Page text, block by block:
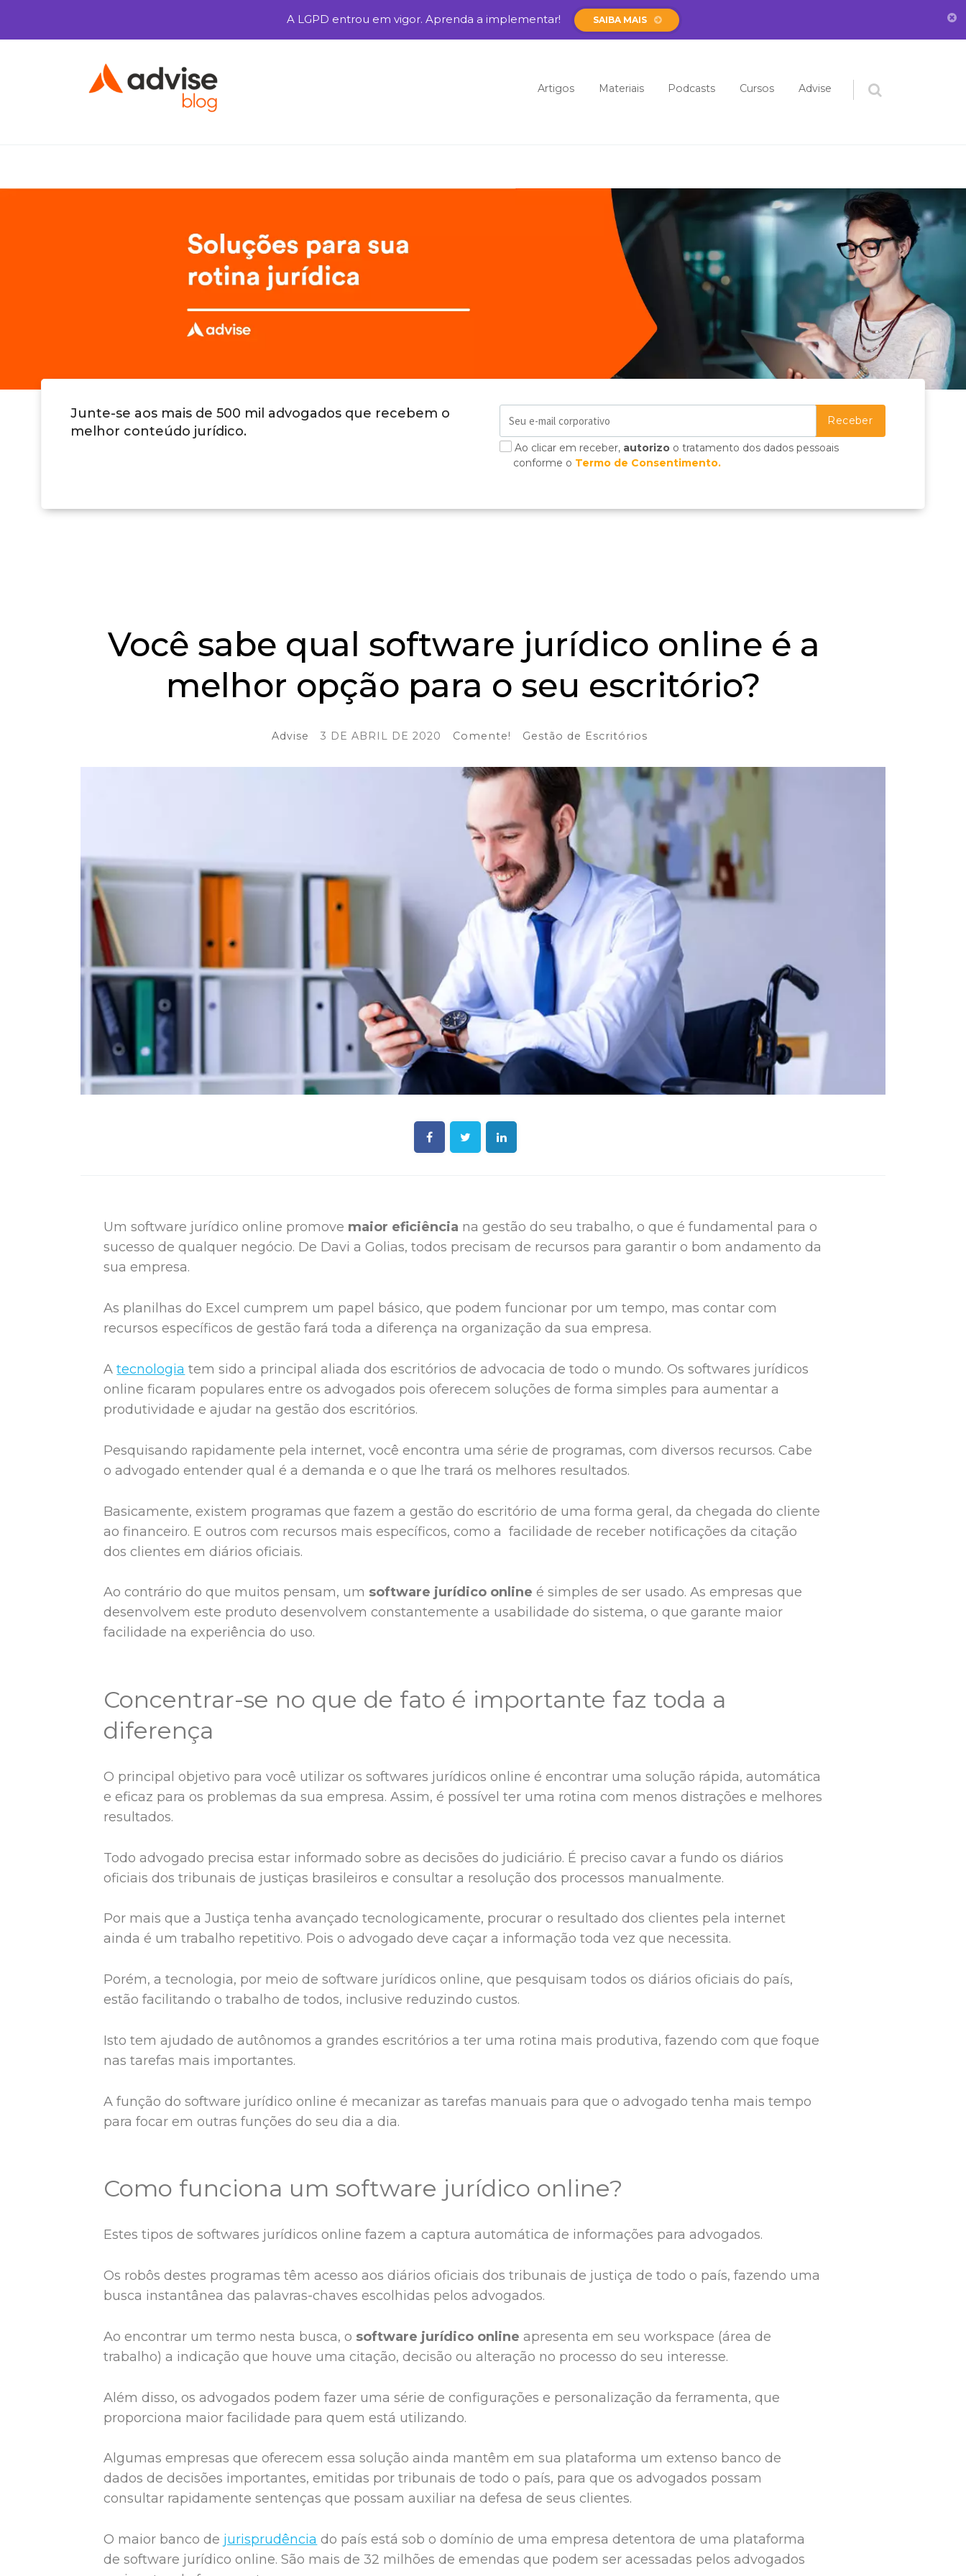
A LGPD entrou em vigor. Aprenda a implementar! SAIBA MAIS
Pular para o conteúdo
Artigos Materiais Podcasts Cursos Advise
Junte-se aos mais de 500 mil advogados que recebem o
melhor conteúdo jurídico.
Ao clicar em receber,autorizo o tratamento dos dados pessoais
conforme o Termo de Consentimento.
Você sabe qual software jurídico online é a
melhor opção para o seu escritório?
Advise 3 DE ABRIL DE 2020 Comente! Gestão de Escritórios
Um software jurídico online promove maior eficiência na gestão do seu trabalho, o que é fundamental para o
sucesso de qualquer negócio. De Davi a Golias, todos precisam de recursos para garantir o bom andamento da
sua empresa.
As planilhas do Excel cumprem um papel básico, que podem funcionar por um tempo, mas contar com
recursos específicos de gestão fará toda a diferença na organização da sua empresa.
Atecnologia tem sido a principal aliada dos escritórios de advocacia de todo o mundo. Os softwares jurídicos
online ficaram populares entre os advogados pois oferecem soluções de forma simples para aumentar a
produtividade e ajudar na gestão dos escritórios.
Pesquisando rapidamente pela internet, você encontra uma série de programas, com diversos recursos. Cabe
o advogado entender qual é a demanda e o que lhe trará os melhores resultados.
Basicamente, existem programas que fazem a gestão do escritório de uma forma geral, da chegada do cliente
ao financeiro. E outros com recursos mais específicos, como a facilidade de receber notificações da citação
dos clientes em diários oficiais.
Ao contrário do que muitos pensam, um software jurídico online é simples de ser usado. As empresas que
desenvolvem este produto desenvolvem constantemente a usabilidade do sistema, o que garante maior
facilidade na experiência do uso.
Concentrar-se no que de fato é importante faz toda a
diferença
O principal objetivo para você utilizar os softwares jurídicos online é encontrar uma solução rápida, automática
e eficaz para os problemas da sua empresa. Assim, é possível ter uma rotina com menos distrações e melhores
resultados.
Todo advogado precisa estar informado sobre as decisões do judiciário. É preciso cavar a fundo os diários
oficiais dos tribunais de justiças brasileiros e consultar a resolução dos processos manualmente.
Por mais que a Justiça tenha avançado tecnologicamente, procurar o resultado dos clientes pela internet
ainda é um trabalho repetitivo. Pois o advogado deve caçar a informação toda vez que necessita.
Porém, a tecnologia, por meio de software jurídicos online, que pesquisam todos os diários oficiais do país,
estão facilitando o trabalho de todos, inclusive reduzindo custos.
Isto tem ajudado de autônomos a grandes escritórios a ter uma rotina mais produtiva, fazendo com que foque
nas tarefas mais importantes.
A função do software jurídico online é mecanizar as tarefas manuais para que o advogado tenha mais tempo
para focar em outras funções do seu dia a dia.
Como funciona um software jurídico online?
Estes tipos de softwares jurídicos online fazem a captura automática de informações para advogados.
Os robôs destes programas têm acesso aos diários oficiais dos tribunais de justiça de todo o país, fazendo uma
busca instantânea das palavras-chaves escolhidas pelos advogados.
Ao encontrar um termo nesta busca, o software jurídico online apresenta em seu workspace (área de
trabalho) a indicação que houve uma citação, decisão ou alteração no processo do seu interesse.
Além disso, os advogados podem fazer uma série de configurações e personalização da ferramenta, que
proporciona maior facilidade para quem está utilizando.
Algumas empresas que oferecem essa solução ainda mantêm em sua plataforma um extenso banco de
dados de decisões importantes, emitidas por tribunais de todo o país, para que os advogados possam
consultar rapidamente sentenças que possam auxiliar na defesa de seus clientes.
O maior banco de jurisprudência do país está sob o domínio de uma empresa detentora de uma plataforma
de software jurídico online. São mais de 32 milhões de emendas que podem ser acessadas pelos advogados